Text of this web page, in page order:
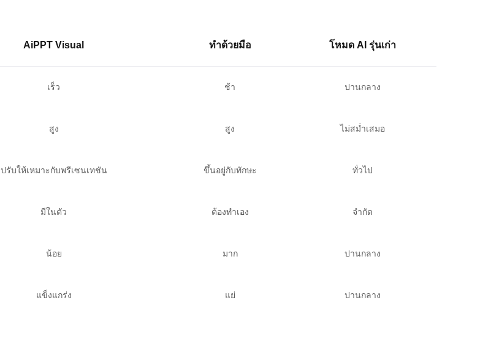
AiPPT Visual ทำด้วยมือ โหมด AI รุ่นเก่า
เร็ว ช้า ปานกลาง
สูง สูง ไม่สม่ำเสมอ
ปรับให้เหมาะกับพรีเซนเทชัน ขึ้นอยู่กับทักษะ ทั่วไป
มีในตัว ต้องทำเอง จำกัด
น้อย มาก ปานกลาง
แข็งแกร่ง แย่ ปานกลาง